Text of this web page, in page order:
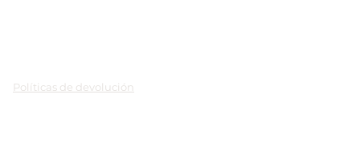
Políticas de devolución